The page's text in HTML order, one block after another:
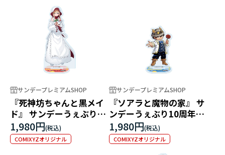
サンデープレミアムSHOP
『死神坊ちゃんと黒メイ
ド』 サンデーうぇぶり10
周年記念アクリルスタン
ド
1,980円
COMIXYZオリジナル
サンデープレミアムSHOP
『ソアラと魔物の家』 サ
ンデーうぇぶり10周年記
念アクリルスタンド
1,980円
COMIXYZオリジナル